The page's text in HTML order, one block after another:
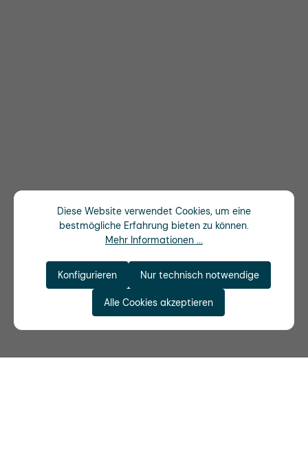
Diese Website verwendet Cookies, um eine
bestmögliche Erfahrung bieten zu können.
Mehr Informationen ...
Nur technisch notwendige
Konfigurieren
Alle Cookies akzeptieren